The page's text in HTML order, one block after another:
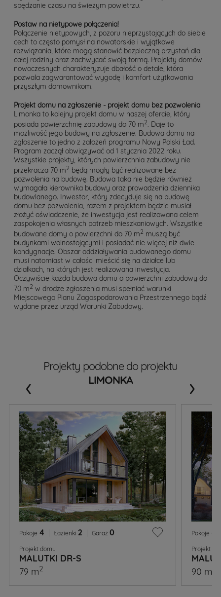
spędzanie czasu na świeżym powietrzu.
Postaw na nietypowe połączenia!
Połączenie nietypowych, z pozoru nieprzystających do siebie
cech to często pomysł na nowatorskie i wyjątkowe
rozwiązania, które mogą stanowić bezpieczną przystań dla
całej rodziny oraz zachwycać swoją formą. Projekty domów
nowoczesnych charakteryzuje dbałość o detale, która
pozwala zagwarantować wygodę i komfort użytkowania
przyszłym domownikom.
Projekt domu na zgłoszenie - projekt domu bez pozwolenia
Limonka to kolejny projekt domu w naszej ofercie, który
posiada powierzchnię zabudowy do 70 m2. Daje to
możliwość jego budowy na zgłoszenie. Budowa domu na
zgłoszenie to jedno z założeń programu Nowy Polski Ład.
Program zaczął obwiązywać od 1 stycznia 2022 roku.
Wszystkie projekty, których powierzchnia zabudowy nie
przekracza 70 m2 będą mogły być realizowane bez
pozwolenia na budowę. Budowa taka nie będzie również
wymagała kierownika budowy oraz prowadzenia dziennika
budowlanego. Inwestor, który zdecyduje się na budowę
domu bez pozwolenia, razem z projektem będzie musiał
złożyć oświadczenie, że inwestycja jest realizowana celem
zaspokojenia własnych potrzeb mieszkaniowych. Wszystkie
budowane domy o powierzchni do 70 m2 muszą być
budynkami wolnostojącymi i posiadać nie więcej niż dwie
kondygnacje. Obszar oddziaływania budowanego domu
musi natomiast w całości mieścić się na działce lub
działkach, na których jest realizowana inwestycja.
Oczywiście każda budowa domu o powierzchni zabudowy do
70 m2 w drodze zgłoszenia musi spełniać warunki
Miejscowego Planu Zagospodarowania Przestrzennego bądź
wydane przez urząd Warunki Zabudowy.
Projekty podobne do projektu
LIMONKA
Pokoje 4 Łazienki 2 Garaż 0
Projekt domu
MALUTKI DR-S
79 m2
Pokoje 4
Projekt
90 m
‹ ›